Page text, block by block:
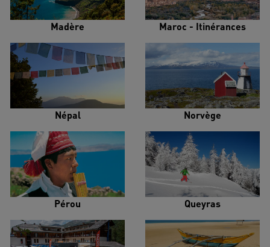
Madère Maroc - Itinérances
Népal Norvège
Pérou Queyras